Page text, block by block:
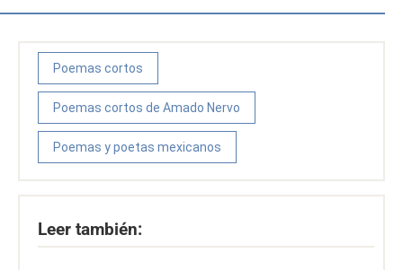
Poemas cortos
Poemas cortos de Amado Nervo
Poemas y poetas mexicanos
Leer también: